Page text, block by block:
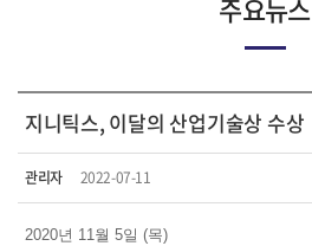
주요뉴스
지니틱스, 이달의 산업기술상 수상
관리자 2022-07-11
2020년 11월 5일 (목)